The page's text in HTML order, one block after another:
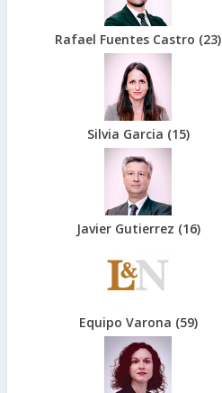
Rafael Fuentes Castro (23)
Silvia Garcia (15)
Javier Gutierrez (16)
Equipo Varona (59)